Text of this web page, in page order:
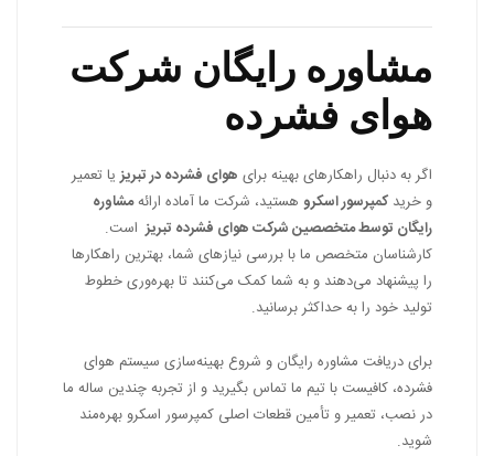
مشاوره رایگان شرکت
هوای فشرده
اگر به دنبال راهکارهای بهینه برای هوای فشرده در تبریزیا تعمیر
و خرید کمپرسور اسکرو هستید، شرکت ما آماده ارائهمشاوره
رایگان توسط متخصصین شرکت هوای فشرده تبریز است.
کارشناسان متخصص ما با بررسی نیازهای شما، بهترین راهکارها
را پیشنهاد می‌دهند و به شما کمک می‌کنند تا بهره‌وری خطوط
تولید خود را به حداکثر برسانید.
برای دریافت مشاوره رایگان و شروع بهینه‌سازی سیستم هوای
فشرده، کافیست با تیم ما تماس بگیرید و از تجربه چندین ساله ما
در نصب، تعمیر و تأمین قطعات اصلی کمپرسور اسکرو بهره‌مند
شوید.